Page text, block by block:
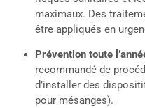
maximaux. Des
être appliqués en
Prévention toute
recommandé de
d’installer des
pour mésanges).